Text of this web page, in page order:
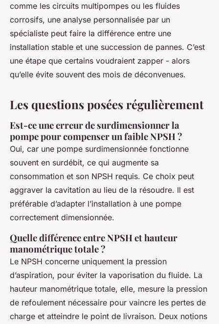
comme les circuits multipompes ou les fluides
corrosifs, une analyse personnalisée par un
spécialiste peut faire la différence entre une
installation stable et une succession de pannes. C’est
une étape que certains voudraient zapper - alors
qu’elle évite souvent des mois de déconvenues.
Les questions posées régulièrement
Est-ce une erreur de surdimensionner la
pompe pour compenser un faible NPSH ?
Oui, car une pompe surdimensionnée fonctionne
souvent en surdébit, ce qui augmente sa
consommation et son NPSH requis. Ce choix peut
aggraver la cavitation au lieu de la résoudre. Il est
préférable d’adapter l’installation à une pompe
correctement dimensionnée.
Quelle différence entre NPSH et hauteur
manométrique totale ?
Le NPSH concerne uniquement la pression
d’aspiration, pour éviter la vaporisation du fluide. La
hauteur manométrique totale, elle, mesure la pression
de refoulement nécessaire pour vaincre les pertes de
charge et atteindre le point de livraison. Deux notions